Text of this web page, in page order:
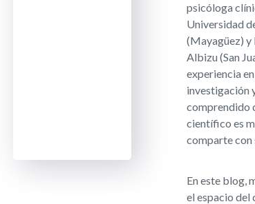
psicóloga
Universidad
(Mayagüez) y
Albizu (San
experiencia
investigación
comprendido
científico es
comparte con
En este blog,
el espacio del